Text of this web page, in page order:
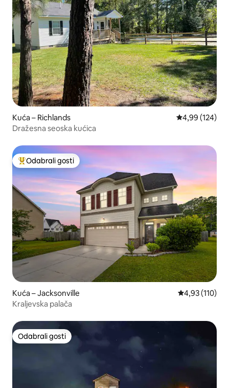
Kuća – Richlands Prosječna
4,99 (124)
Dražesna seoska kućica
Među najviše rangiranima s oznakom „Odabrali gosti”
Odabrali gosti
Kuća – Jacksonville Prosječna
4,93 (110)
Kraljevska palača
Odabrali gosti
Odabrali gosti